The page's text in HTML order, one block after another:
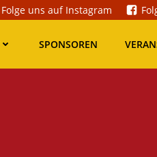
Folge uns auf Instagram
SPONSOREN